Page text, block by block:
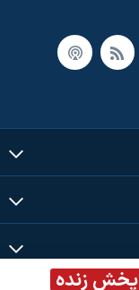
پخش زنده